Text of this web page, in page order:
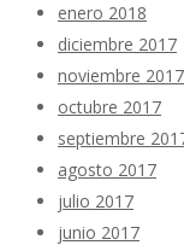
enero 2018
diciembre 2017
noviembre 2017
octubre 2017
septiembre
agosto 2017
julio 2017
junio 2017